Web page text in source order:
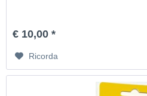
€ 10,00 *
Ricorda